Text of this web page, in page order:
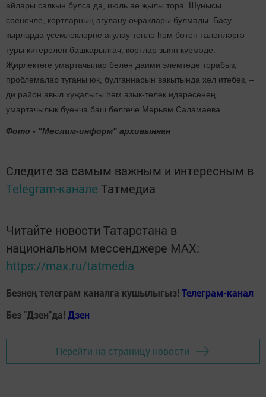
айлары салкын булса да, июль ае җылы тора. Шунысы
сөенечле, кортларның агулану очраклары булмады. Басу-
кырларда үсемлекләрне агулау төнлә һәм бөтен таләпләргә
туры китерелеп башкарылгач, кортлар зыян күрмәде.
Җирлектәге умартачылар белән даими элемтәдә торабыз,
проблемалар туганы юк, булганнарын вакытында хәл итәбез, –
ди район авыл хуҗалыгы һәм азык-төлек идарәсенең
умартачылык буенча баш белгече Мәрьям Саламаева.
Фото - "Мөслим-информ" архивыннан
Следите за самым важным и интересным в
Telegram-канале Татмедиа
Читайте новости Татарстана в
национальном мессенджере MАХ:
https://max.ru/tatmedia
Безнең телеграм каналга кушылыгыз! Телеграм-канал
Без "Дзен"да! Дзен
Перейти на страницу новости